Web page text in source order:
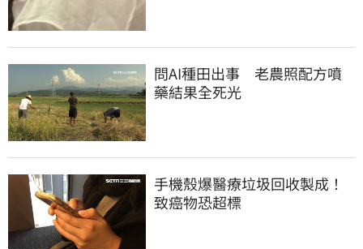
問AI種田出事　老農照配方噴
藥結果全死光
手機殼爆醫療垃圾回收製成！
致癌物恐超標